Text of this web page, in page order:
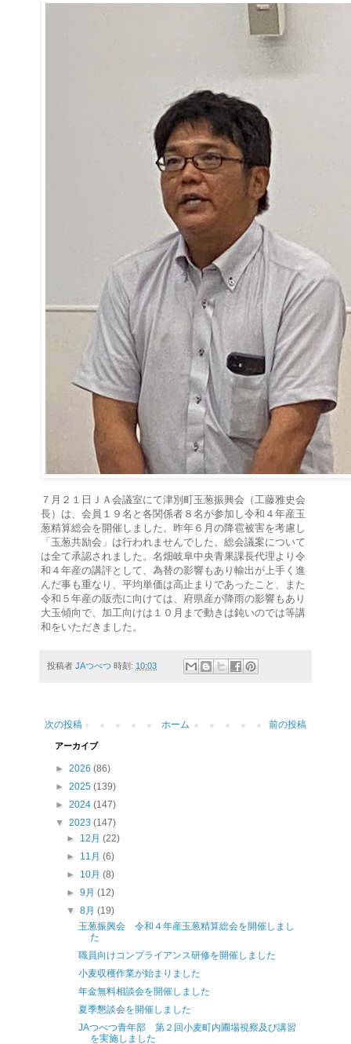
７月２１日ＪＡ会議室にて津別町玉葱振興会（工藤雅史会
長）は、会員１９名と各関係者８名が参加し令和４年産玉
葱精算総会を開催しました。昨年６月の降雹被害を考慮し
「玉葱共励会」は行われませんでした。総会議案について
は全て承認されました。名畑岐阜中央青果課長代理より令
和４年産の講評として、為替の影響もあり輸出が上手く進
んだ事も重なり、平均単価は高止まりであったこと、また
令和５年産の販売に向けては、府県産が降雨の影響もあり
大玉傾向で、加工向けは１０月まで動きは鈍いのでは等講
和をいただきました。
投稿者 JAつべつ 時刻: 10:03
次の投稿 前の投稿
ホーム
アーカイブ
► 2026 (86)
► 2025 (139)
► 2024 (147)
▼ 2023 (147)
► 12月(22)
► 11月(6)
► 10月(8)
►9月(12)
▼8月(19)
玉葱振興会 令和４年産玉葱精算総会を開催しまし
た
職員向けコンプライアンス研修を開催しました
小麦収穫作業が始まりました
年金無料相談会を開催しました
夏季懇談会を開催しました
JAつべつ青年部 第２回小麦町内圃場視察及び講習
を実施しました